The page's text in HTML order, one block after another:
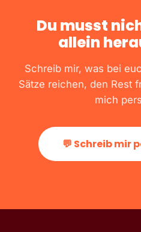
Du musst
allein
Schreib mir, was bei
Sätze reichen, den Rest
mich
💬 Schreib mir